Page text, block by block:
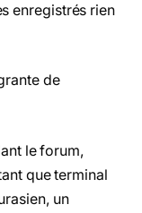
enregistrés rien
de
le forum,
que terminal
un